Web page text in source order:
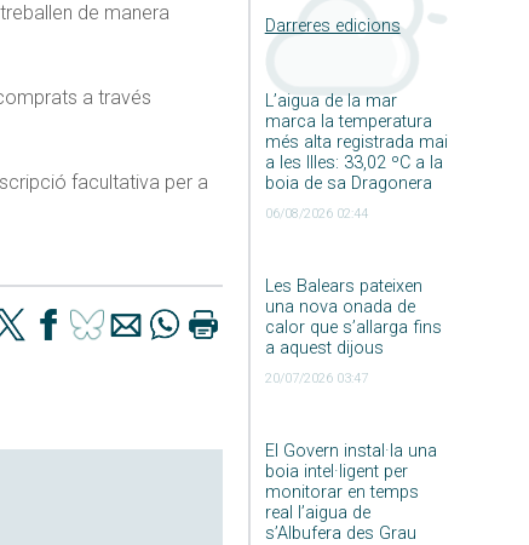
Darreres edicions
L’aigua de la mar
marca la temperatura
més alta registrada mai
a les Illes: 33,02 ºC a la
boia de sa Dragonera
06/08/2026 02:44
Les Balears pateixen
una nova onada de
calor que s’allarga fins
a aquest dijous
20/07/2026 03:47
El Govern instal·la una
boia intel·ligent per
monitorar en temps
real l’aigua de
s’Albufera des Grau
de manera
a través
facultativa per a